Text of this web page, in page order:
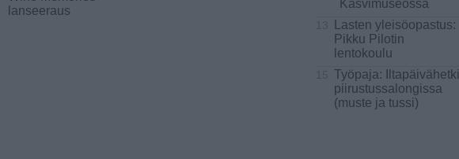
lanseeraus
Kasvimuseossa
Lasten yleisöopastus:
Pikku Pilotin
lentokoulu
Työpaja: Iltapäivähetki
piirustussalongissa
(muste ja tussi)